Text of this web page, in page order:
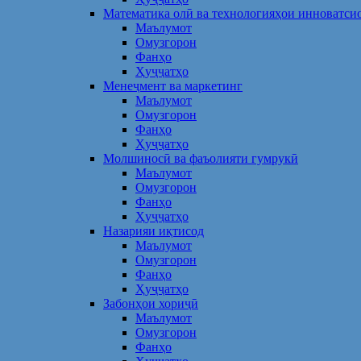
Математика олӣ ва технологияҳои
Маълумот
Омузгорон
Фанҳо
Ҳуҷҷатҳо
Менеҷмент ва маркетинг
Маълумот
Омузгорон
Фанҳо
Ҳуҷҷатҳо
Молшиносӣ ва фаъолияти гумрукӣ
Маълумот
Омузгорон
Фанҳо
Ҳуҷҷатҳо
Назарияи иқтисод
Маълумот
Омузгорон
Фанҳо
Ҳуҷҷатҳо
Забонҳои хориҷӣ
Маълумот
Омузгорон
Фанҳо